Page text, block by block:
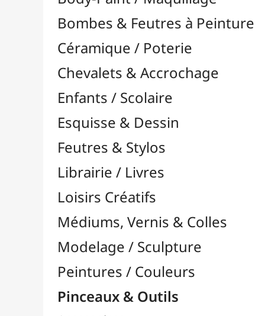
Feutres & Stylos
Librairie / Livres
Loisirs Créatifs
Médiums, Vernis & Colles
Modelage / Sculpture
Peintures / Couleurs
Accessoires
Colour Shapers
Couteaux à Peindre
Éponges
Lampes UV
Mannequins
Nettoyage / Savons
Palettes
Pinceaux

Lots & Sets de Pinceaux